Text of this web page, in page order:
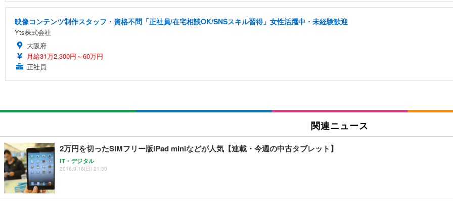
映像コンテンツ制作スタッフ・資格不問「正社員/在宅相談OK/SNSスキル習得」女性活躍中・未経験歓迎
Yts株式会社
大阪府
月給31万2,300円～60万円
正社員
関連ニュース
2万円を切ったSIMフリー版iPad miniなどが人気【連載・今週の中古タブレット】
IT・デジタル
2016.9.18(日) 21:30